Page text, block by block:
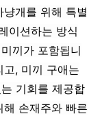
개를 위해 특별
이션하는 방식
끼가 포함됩니
, 미끼 구애는
기회를 제공합
손재주와 빠른